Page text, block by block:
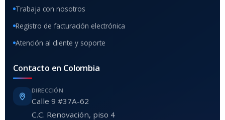
Trabaja con nosotros
Registro de facturación electrónica
Atención al cliente y soporte
Contacto en Colombia
DIRECCIÓN
Calle 9 #37A-62
C.C. Renovación, piso 4